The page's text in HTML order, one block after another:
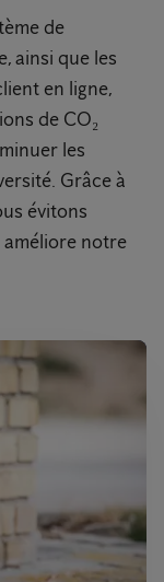
de
ainsi que les
en ligne,
de CO₂
les
Grâce à
évitons
améliore notre